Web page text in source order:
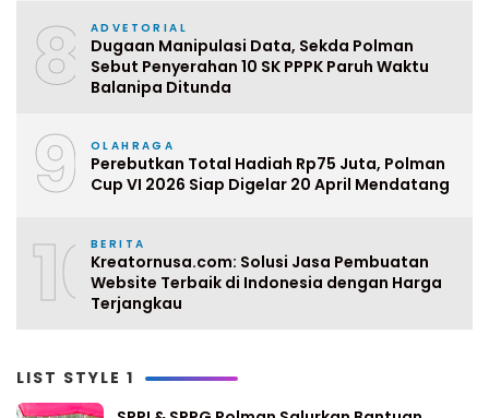
8 ADVETORIAL
Dugaan Manipulasi Data, Sekda Polman
Sebut Penyerahan 10 SK PPPK Paruh Waktu
Balanipa Ditunda
9 OLAHRAGA
Perebutkan Total Hadiah Rp75 Juta, Polman
Cup VI 2026 Siap Digelar 20 April Mendatang
10BERITA
Kreatornusa.com: Solusi Jasa Pembuatan
Website Terbaik di Indonesia dengan Harga
Terjangkau
LIST STYLE 1